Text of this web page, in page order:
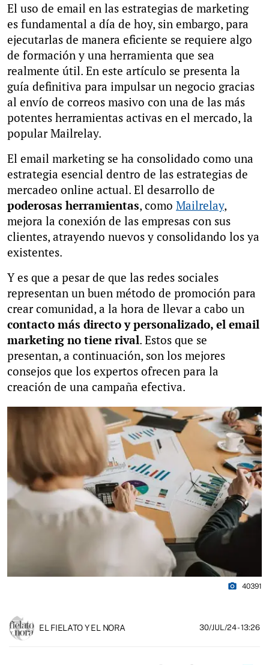
El uso de email en las estrategias de marketing
es fundamental a día de hoy, sin embargo, para
ejecutarlas de manera eficiente se requiere algo
de formación y una herramienta que sea
realmente útil. En este artículo se presenta la
guía definitiva para impulsar un negocio gracias
al envío de correos masivo con una de las más
potentes herramientas activas en el mercado, la
popular Mailrelay.
El email marketing se ha consolidado como una
estrategia esencial dentro de las estrategias de
mercadeo online actual. El desarrollo de
poderosas herramientas, como Mailrelay,
mejora la conexión de las empresas con sus
clientes, atrayendo nuevos y consolidando los ya
existentes.
Y es que a pesar de que las redes sociales
representan un buen método de promoción para
crear comunidad, a la hora de llevar a cabo un
contacto más directo y personalizado, el email
marketing no tiene rival. Estos que se
presentan, a continuación, son los mejores
consejos que los expertos ofrecen para la
creación de una campaña efectiva.
photo_camera 40391
EL FIELATO Y EL NORA 30/JUL/24- 13:26